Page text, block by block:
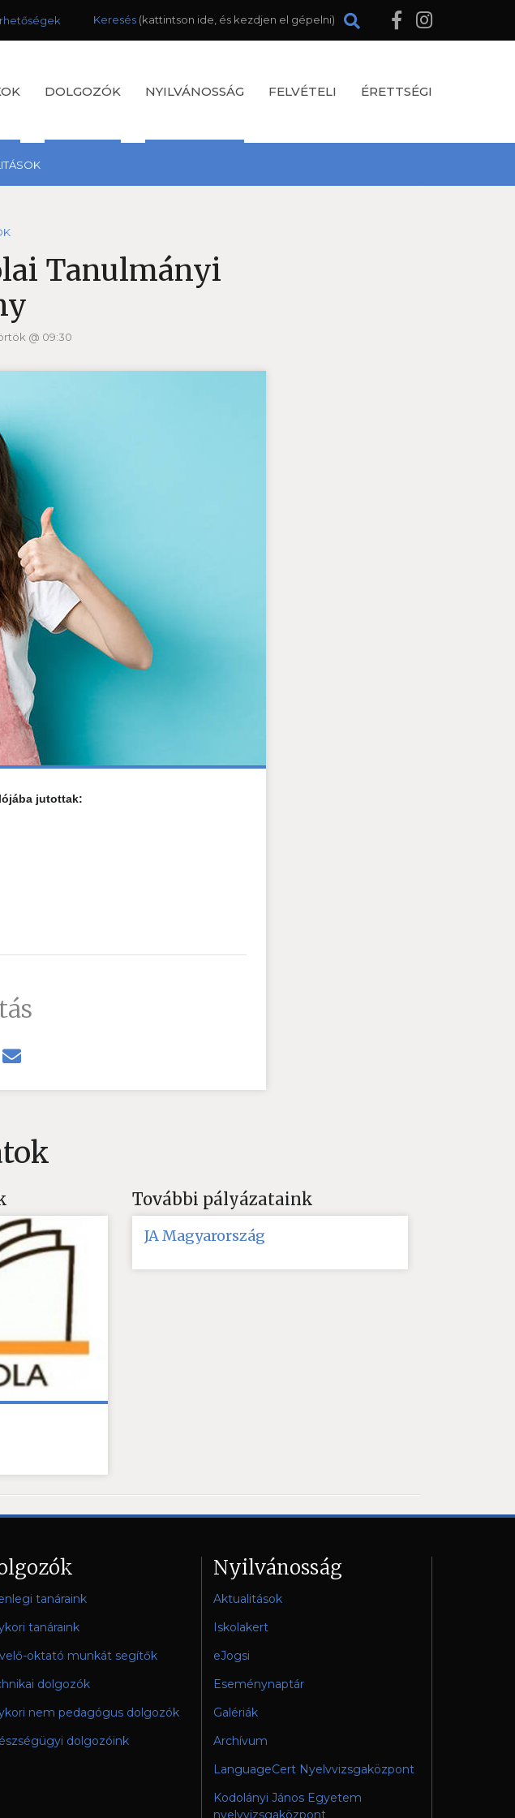
Keresés
DOLGOZÓK NYILVÁNOSSÁG FELVÉTELI ÉRETTSÉGI
Tanulmányi
@ 09:30
jutottak:
További pályázataink
JA Magyarország
tanáraink
tanáraink
oktató munkát segítők
dolgozók
nem pedagógus dolgozók
dolgozóink
Nyilvánosság
Aktualitások
Iskolakert
eJogsi
Eseménynaptár
Galériák
Archívum
LanguageCert Nyelvvizsgaközpont
Kodolányi János Egyetem
nyelvvizsgaközpont